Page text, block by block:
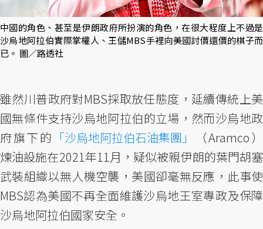
中國的角色、甚至是伊朗政府所扮演的角色，在很大程度上不過是
沙烏地阿拉伯實際掌權人、王儲MBS手裡向美國討價還價的棋子而
已。 圖／路透社
雖然川普政府對MBS採取放任態度，延續傳統上美
國無條件支持沙烏地阿拉伯的立場，然而沙烏地政
府旗下的 「沙烏地阿拉伯石油集團」
（Aramco）
煉油設施在2021年11月，疑似被親伊朗的葉門胡塞
武裝組織以無人機空襲，美國卻毫無反應，此事使
MBS認為美國不再全面維護沙烏地王室專政及保障
沙烏地阿拉伯國家安全。